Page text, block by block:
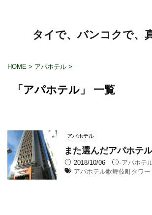
タイで、バンコクで、
HOME > アパホテル >
「アパホテル」 一覧
アパホテル
また選んだアパホテル
2018/10/06 -アパホテ
アパホテル歌舞伎町タワー